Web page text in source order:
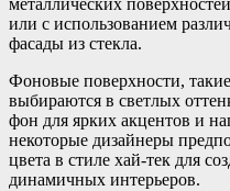
металлических
или с использованием
фасады из стекла.
Фоновые поверхности,
выбираются в светлых
фон для ярких акцентов и
некоторые дизайнеры
цвета в стиле хай-тек для
динамичных интерьеров.